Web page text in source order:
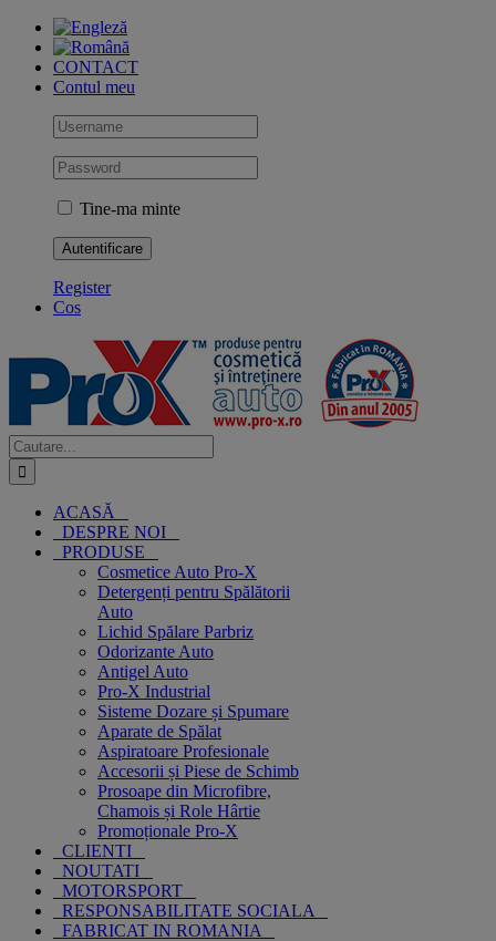
Skip
contentCONTACT
Contul meu
Tine-ma minte
Register
Cos
Cautare...
ACASĂ
DESPRE NOI
PRODUSE
Cosmetice Auto Pro-X
Detergenți pentru Spălătorii
Auto
Lichid Spălare Parbriz
Odorizante Auto
Antigel Auto
Pro-X Industrial
Sisteme Dozare și Spumare
Aparate de Spălat
Aspiratoare Profesionale
Accesorii și Piese de Schimb
Prosoape din Microfibre,
Chamois și Role Hârtie
Promoționale Pro-X
CLIENTI
NOUTATI
MOTORSPORT
RESPONSABILITATE SOCIALA
FABRICAT IN ROMANIA